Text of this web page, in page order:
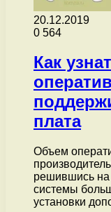
20.12.2019
0 564
Как
плата
Объем
решившись на
системы
установки